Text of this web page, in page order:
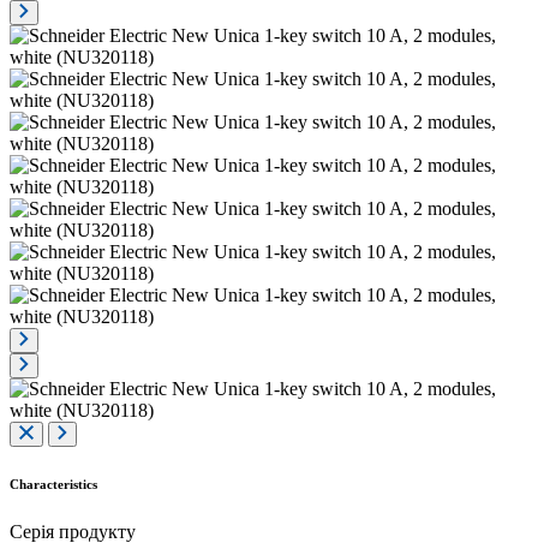
Characteristics
Серія продукту